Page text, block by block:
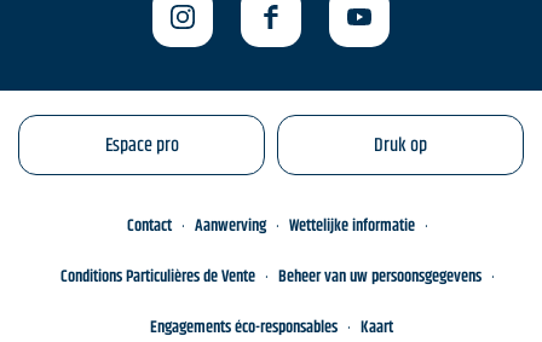
Espace pro Druk op
Contact Aanwerving
Wettelijke informatie
Conditions Particulières de Vente
Beheer van uw persoonsgegevens
Engagements éco-responsables
Kaart